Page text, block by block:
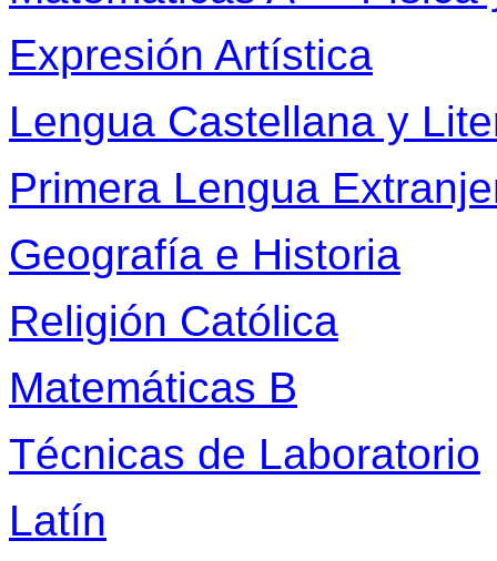
Expresión Artística
Lengua Castellana y
Primera Lengua
Geografía e Historia
Religión Católica
Matemáticas B
Técnicas de Laboratorio
Latín